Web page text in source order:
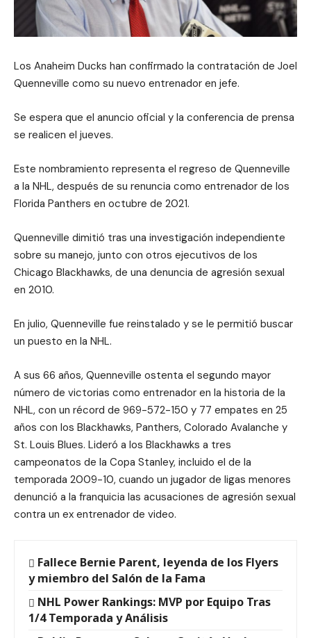
Los Anaheim Ducks han confirmado la contratación de Joel
Quenneville como su nuevo entrenador en jefe.
Se espera que el anuncio oficial y la conferencia de prensa
se realicen el jueves.
Este nombramiento representa el regreso de Quenneville
a la NHL, después de su renuncia como entrenador de los
Florida Panthers en octubre de 2021.
Quenneville dimitió tras una investigación independiente
sobre su manejo, junto con otros ejecutivos de los
Chicago Blackhawks, de una denuncia de agresión sexual
en 2010.
En julio, Quenneville fue reinstalado y se le permitió buscar
un puesto en la NHL.
A sus 66 años, Quenneville ostenta el segundo mayor
número de victorias como entrenador en la historia de la
NHL, con un récord de 969-572-150 y 77 empates en 25
años con los Blackhawks, Panthers, Colorado Avalanche y
St. Louis Blues. Lideró a los Blackhawks a tres
campeonatos de la Copa Stanley, incluido el de la
temporada 2009-10, cuando un jugador de ligas menores
denunció a la franquicia las acusaciones de agresión sexual
contra un ex entrenador de video.
Fallece Bernie Parent, leyenda de los Flyers
y miembro del Salón de la Fama
NHL Power Rankings: MVP por Equipo Tras
1/4 Temporada y Análisis